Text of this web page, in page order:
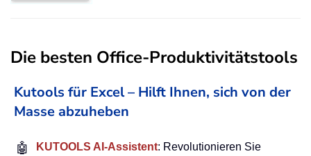
Die besten Office-Produktivitätstools
Kutools für Excel – Hilft Ihnen, sich von der
Masse abzuheben
🤖 KUTOOLS AI-Assistent: Revolutionieren Sie